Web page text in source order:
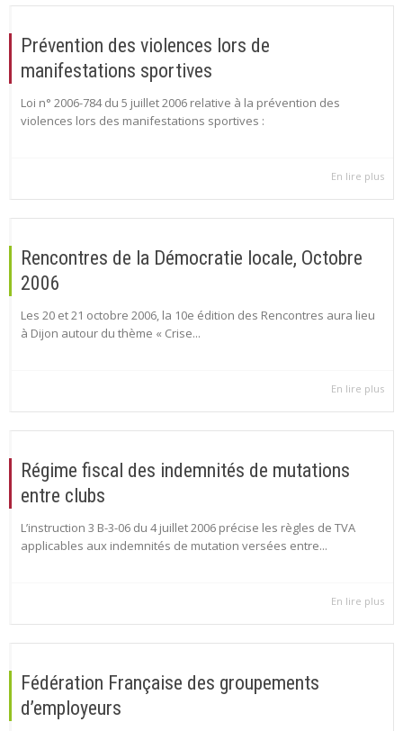
Prévention des violences lors de
manifestations sportives
Loi n° 2006-784 du 5 juillet 2006 relative à la prévention des
violences lors des manifestations sportives :
En lire plus
Rencontres de la Démocratie locale, Octobre
2006
Les 20 et 21 octobre 2006, la 10e édition des Rencontres aura lieu
à Dijon autour du thème « Crise...
En lire plus
Régime fiscal des indemnités de mutations
entre clubs
L’instruction 3 B-3-06 du 4 juillet 2006 précise les règles de TVA
applicables aux indemnités de mutation versées entre...
En lire plus
Fédération Française des groupements
d’employeurs